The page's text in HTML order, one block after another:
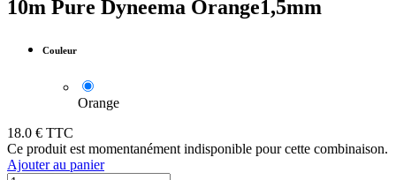
10m Pure Dyneema Orange1,5mm
Couleur
Orange
18.0 € TTC
Ce produit est momentanément indisponible pour cette combinaison.
Ajouter au panier